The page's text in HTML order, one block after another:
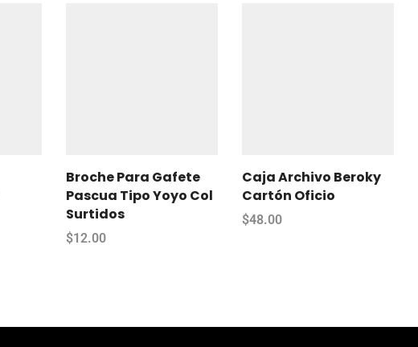
Broche Para Gafete
Pascua Tipo Yoyo Col
Surtidos
$12.00
Caja Archivo Beroky
Cartón Oficio
$48.00